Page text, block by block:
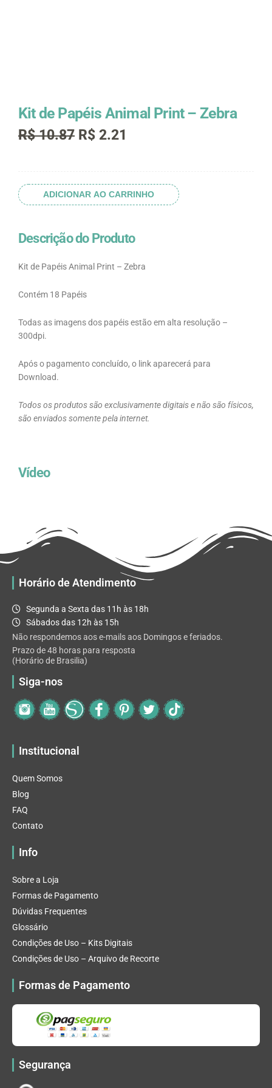
Kit de Papéis Animal Print – Zebra
R$10.87 O
R$ 10.87.
R$ 2.21
R$ 2.21.
de
Papéis
Print
-
quantidade
ADICIONAR AO CARRINHO
Descrição do Produto
Kit de Papéis Animal Print – Zebra
Contém 18 Papéis
Todas as imagens dos papéis estão em alta resolução –
300dpi.
Após o pagamento concluído, o link aparecerá para
Download.
Todos os produtos são exclusivamente digitais e não são físicos,
são enviados somente pela internet.
Vídeo
Horário de Atendimento
Segunda a Sexta das 11h às 18h
Sábados das 12h às 15h
Não respondemos aos e-mails aos Domingos e feriados.
Prazo de 48 horas para resposta
(Horário de Brasilia)
Siga-nos
Institucional
Quem Somos
Blog
FAQ
Contato
Info
Sobre a Loja
Formas de Pagamento
Dúvidas Frequentes
Glossário
Condições de Uso – Kits Digitais
Condições de Uso – Arquivo de Recorte
Formas de Pagamento
Segurança